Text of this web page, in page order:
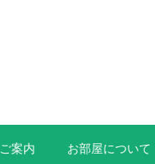
ご案内 お部屋について